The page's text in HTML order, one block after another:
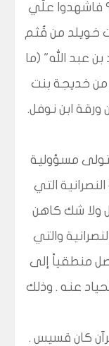
فاشهدوا علّي
خويلد من قُثم
عبد الله" (ما
خديجة بنت
ابن نوفل.
مسؤولية
التي
ولا شك كاهن
والتي
منطقياً إلى
عنه . وذلك